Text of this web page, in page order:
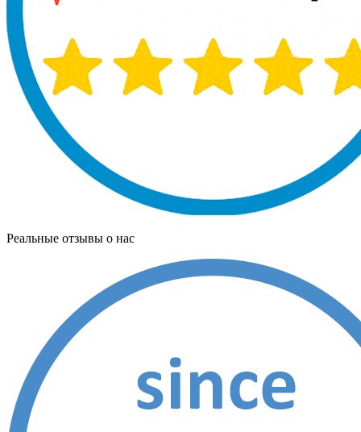
Реальные отзывы о нас